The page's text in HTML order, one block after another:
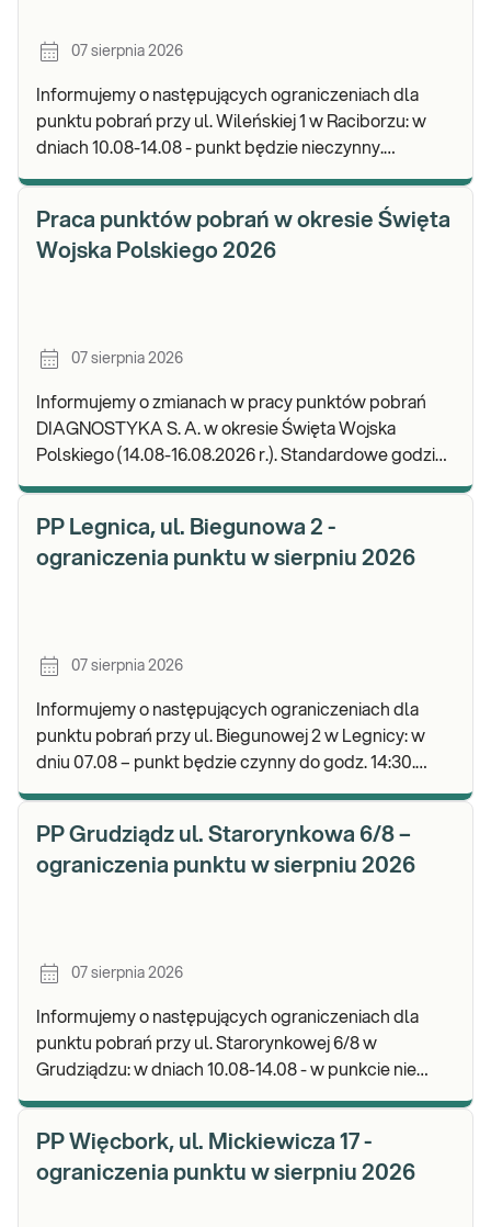
07 sierpnia 2026
Informujemy o następujących ograniczeniach dla
punktu pobrań przy ul. Wileńskiej 1 w Raciborzu: w
dniach 10.08-14.08 - punkt będzie nieczynny.
Praca punktów pobrań w okresie Święta
Wojska Polskiego 2026
07 sierpnia 2026
Informujemy o zmianach w pracy punktów pobrań
DIAGNOSTYKA S. A. w okresie Święta Wojska
Polskiego (14.08-16.08.2026 r.). Standardowe godziny
PP Legnica, ul. Biegunowa 2 -
ograniczenia punktu w sierpniu 2026
07 sierpnia 2026
Informujemy o następujących ograniczeniach dla
punktu pobrań przy ul. Biegunowej 2 w Legnicy: w
dniu 07.08 – punkt będzie czynny do godz. 14:30.
PP Grudziądz ul. Starorynkowa 6/8 –
ograniczenia punktu w sierpniu 2026
07 sierpnia 2026
Informujemy o następujących ograniczeniach dla
punktu pobrań przy ul. Starorynkowej 6/8 w
Grudziądzu: w dniach 10.08-14.08 - w punkcie nie
PP Więcbork, ul. Mickiewicza 17 -
ograniczenia punktu w sierpniu 2026